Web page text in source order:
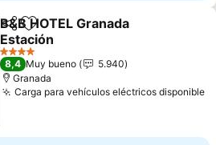
CompartirAgregar a favoritos
B&B HOTEL Granada
Estación
4 Estrellas
8,4 Muy bueno
5.940
Granada
Carga para vehículos eléctricos disponible